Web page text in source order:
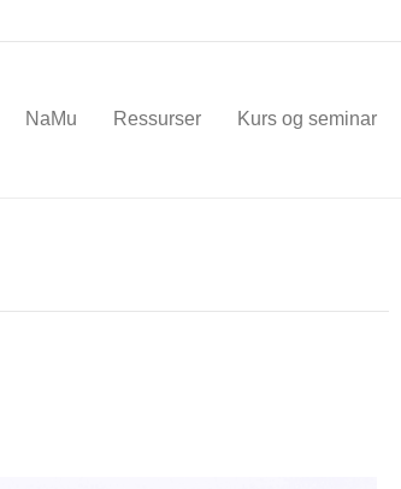
NaMu Ressurser Kurs og seminar